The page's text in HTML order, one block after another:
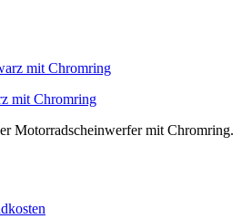
mit Chromring
Motorradscheinwerfer mit Chromring.